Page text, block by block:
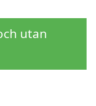
utan